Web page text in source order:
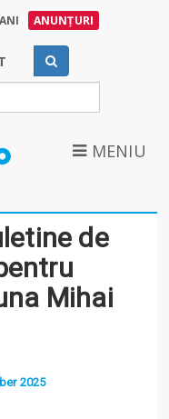
ANUNȚURI
MENIU
de
Mihai
2025